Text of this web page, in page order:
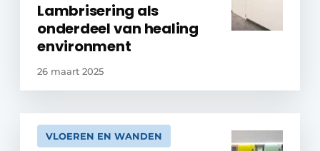
Lambrisering als
onderdeel van healing
environment
26 maart 2025
VLOEREN EN WANDEN